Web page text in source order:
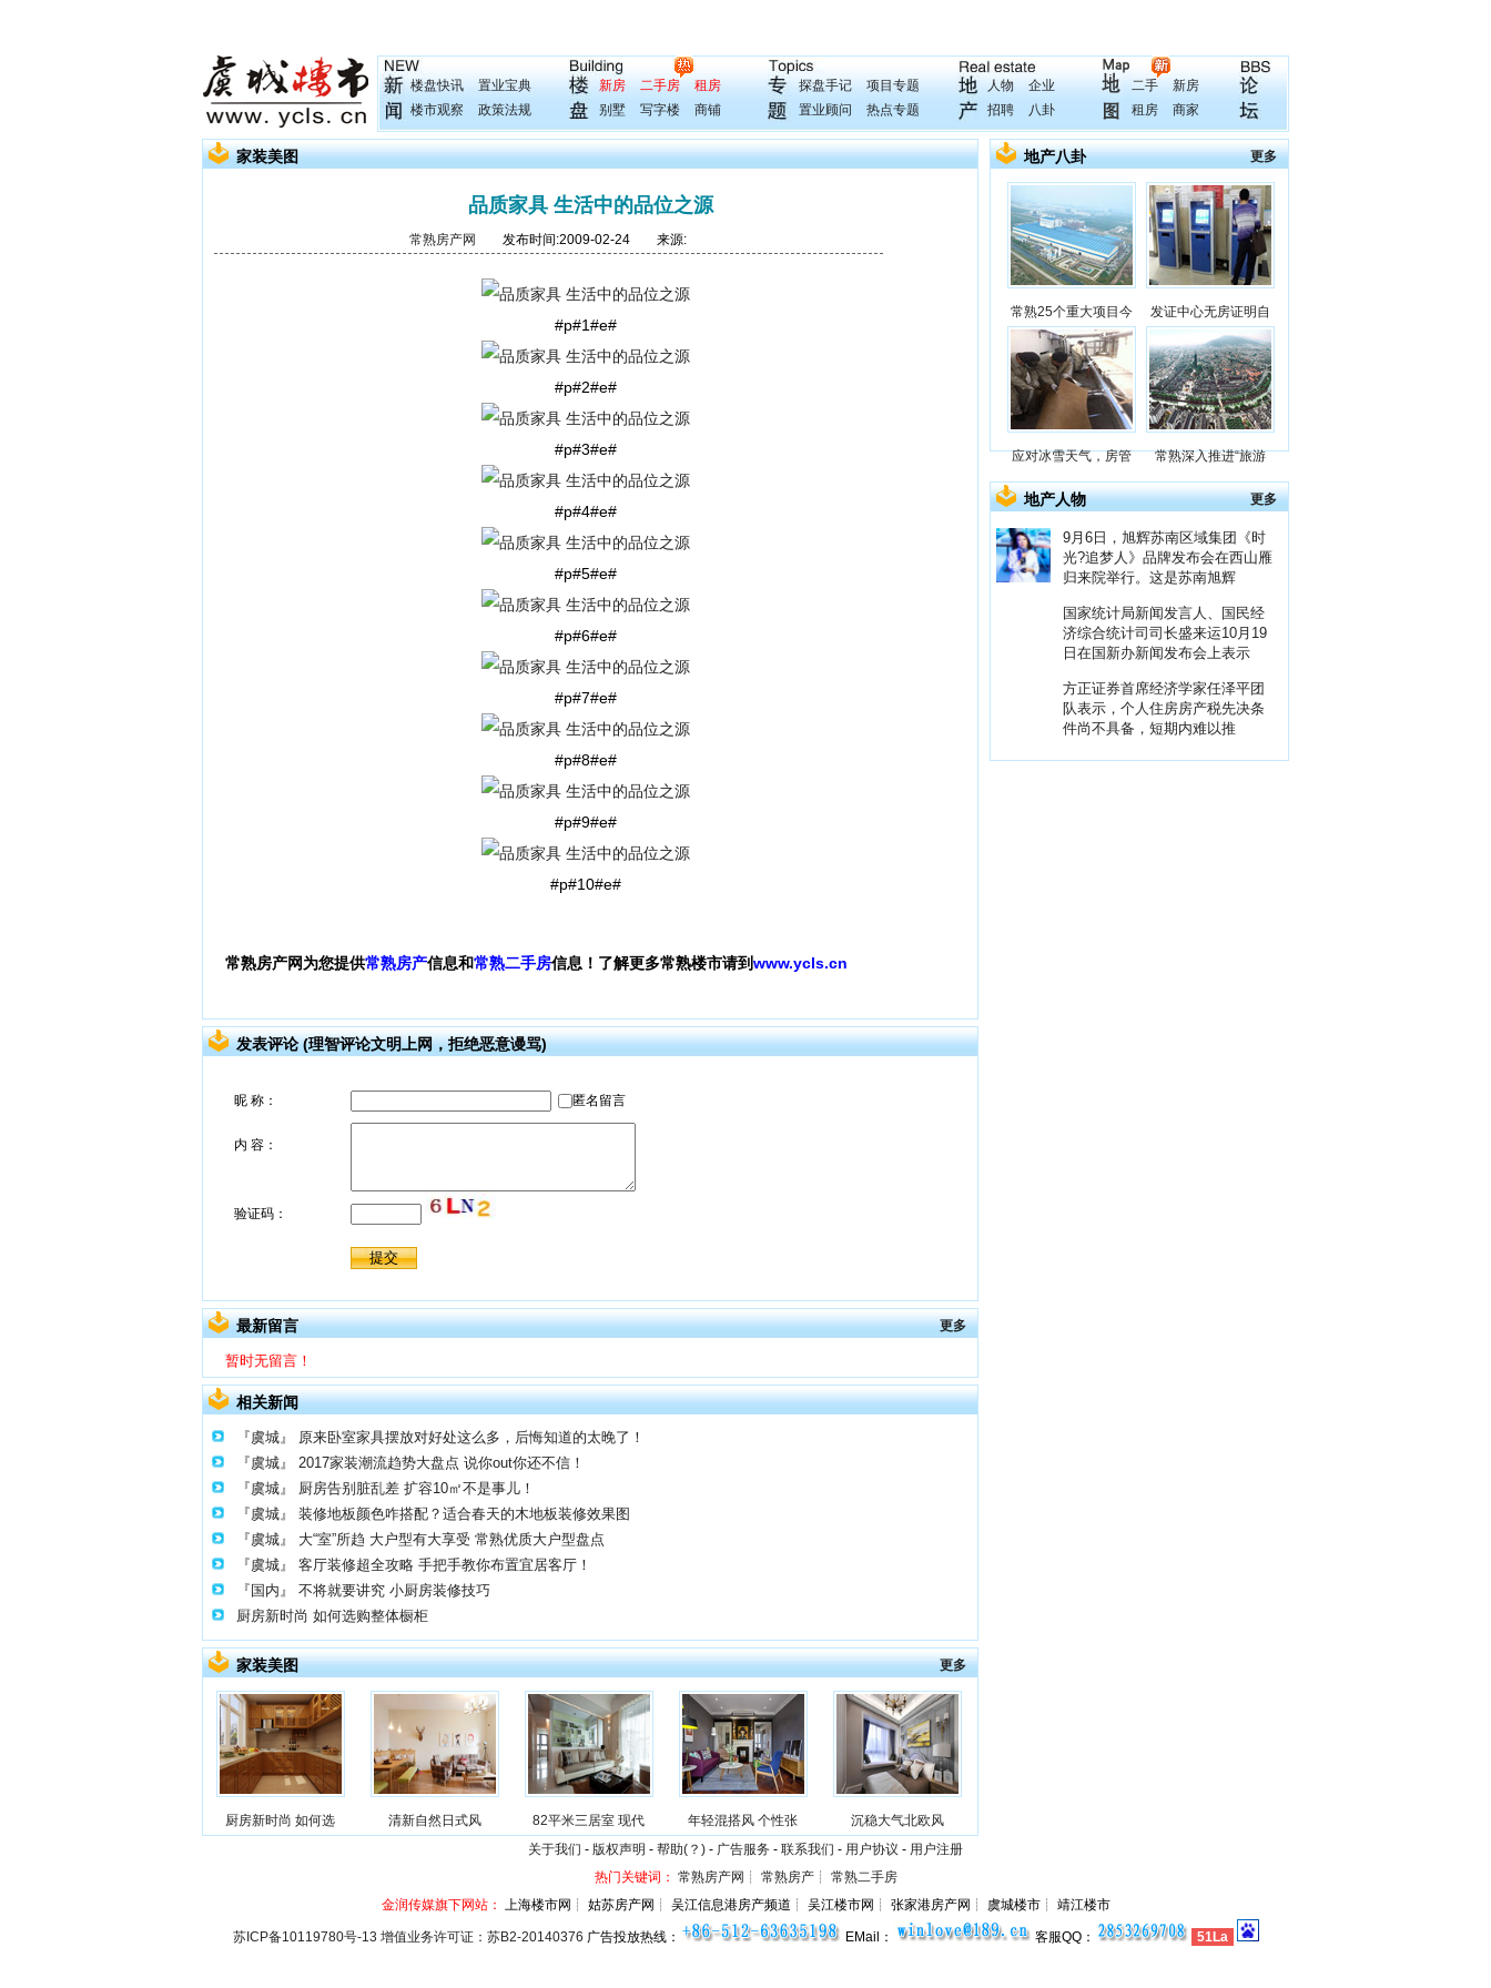
楼盘快讯
置业宝典
楼市观察
政策法规
新房 二手房
租房
别墅
写字楼 商铺
探盘手记
项目专题
置业顾问
热点专题
人物
企业
招聘
八卦
二手
新房
租房
商家
家装美图
品质家具 生活中的品位之源
常熟房产网 发布时间:2009-02-24 来源:
#p#1#e#
#p#2#e#
#p#3#e#
#p#4#e#
#p#5#e#
#p#6#e#
#p#7#e#
#p#8#e#
#p#9#e#
#p#10#e#
常熟房产网为您提供常熟房产信息和常熟二手房信息！了解更多常熟楼市请到www.ycls.cn
发表评论 (理智评论文明上网，拒绝恶意谩骂)
最新留言 更多
暂时无留言！
相关新闻
『虞城』
原来卧室家具摆放对好处这么多，后悔知道的太晚了！
『虞城』
2017家装潮流趋势大盘点 说你out你还不信！
『虞城』
厨房告别脏乱差 扩容10㎡不是事儿！
『虞城』
装修地板颜色咋搭配？适合春天的木地板装修效果图
『虞城』
大“室”所趋 大户型有大享受 常熟优质大户型盘点
『虞城』
客厅装修超全攻略 手把手教你布置宜居客厅！
『国内』
不将就要讲究 小厨房装修技巧
厨房新时尚 如何选购整体橱柜
家装美图 更多
厨房新时尚 如何选 清新自然日式风 82平米三居室 现代 年轻混搭风 个性张 沉稳大气北欧风
地产八卦 更多
常熟25个重大项目今 发证中心无房证明自
应对冰雪天气，房管 常熟深入推进“旅游
地产人物 更多
9月6日，旭辉苏南区域集团《时
光?追梦人》品牌发布会在西山雁
归来院举行。这是苏南旭辉
国家统计局新闻发言人、国民经
济综合统计司司长盛来运10月19
日在国新办新闻发布会上表示
方正证券首席经济学家任泽平团
队表示，个人住房房产税先决条
件尚不具备，短期内难以推
关于我们 - 版权声明 - 帮助(？) - 广告服务 - 联系我们 - 用户协议 - 用户注册
热门关键词： 常熟房产网 ┊ 常熟房产┊ 常熟二手房
金润传媒旗下网站： 上海楼市网┊ 姑苏房产网┊ 吴江信息港房产频道┊ 吴江楼市网┊ 张家港房产网┊ 虞城楼市┊ 靖江楼市
苏ICP备10119780号-13 增值业务许可证：苏B2-20140376 广告投放热线： EMail： 客服QQ： 51La